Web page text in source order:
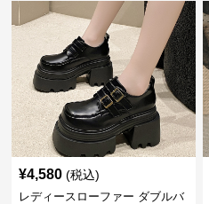
¥4,580 (税込)
レディースローファー ダブルバ